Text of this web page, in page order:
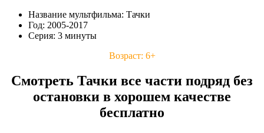
Название мультфильма: Тачки
Год: 2005-2017
Серия: 3 минуты
Возраст: 6+
Смотреть Тачки все части подряд без
остановки в хорошем качестве
бесплатно